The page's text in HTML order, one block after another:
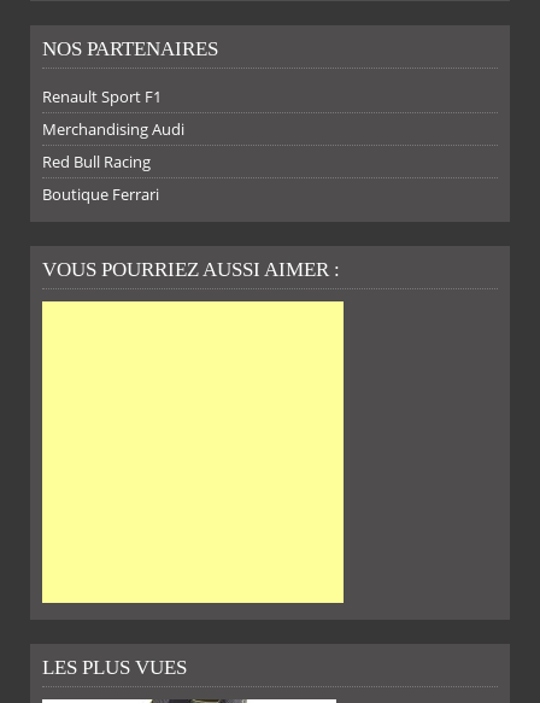
SUR SUR SUR SUR
NOS PARTENAIRES
Renault Sport F1
Merchandising Audi
Red Bull Racing
Boutique Ferrari
VOUS POURRIEZ AUSSI AIMER :
LES PLUS VUES